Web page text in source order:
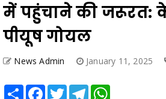
में पहुंचाने की जरूरत:
पीयूष गोयल
News Admin January 11, 2025
Share Facebook
TwitterTelegram